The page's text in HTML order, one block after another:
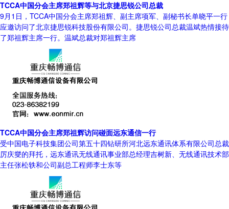
TCCA中国分会主席郑祖辉等与北京捷思锐公司总裁
9月1日，TCCA中国分会主席郑祖辉、副主席项军、副秘书长单晓平一行
应邀访问了北京捷思锐科技股份有限公司。捷思锐公司总裁温斌热情接待
了郑祖辉主席一行。温斌总裁对郑祖辉主席
TCCA中国分会主席郑祖辉访问碰面远东通信一行
受中国电子科技集团公司第五十四钻研所河北远东通讯体系有限公司总裁
厉庆燮的拜托，远东通讯无线通讯事业部总经理吉树新、无线通讯技术部
主任张松轶和公司副总工程师李士东等